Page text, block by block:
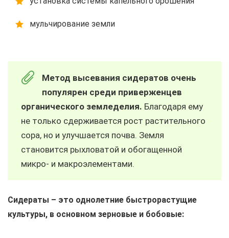
мульчирование земли
Метод высевания сидератов очень
популярен среди приверженцев
органического земледелия. Благодаря ему
не только сдерживается рост растительного
сора, но и улучшается почва. Земля
становится рыхловатой и обогащенной
микро- и макроэлементами.
Сидераты – это однолетние быстрорастущие
культуры, в основном зерновые и бобовые: